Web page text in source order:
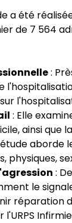
a été
de 7 564
:
: Elle
ainsi que
aborde
physiques,
:
le
réparation